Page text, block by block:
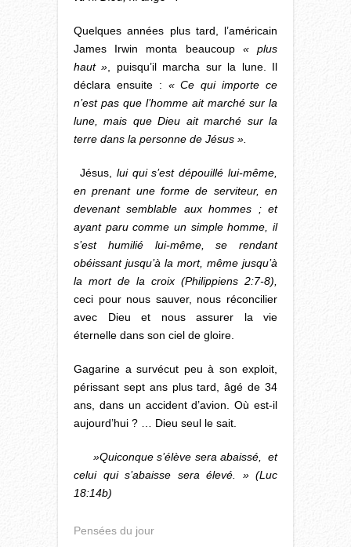
Quelques années plus tard, l’américain
James Irwin monta beaucoup « plus
haut » , puisqu’il marcha sur la lune. Il
déclara ensuite : « Ce qui importe ce
n’est pas que l’homme ait marché sur la
lune, mais que Dieu ait marché sur la
terre dans la personne de Jésus ».
Jésus, lui qui s’est dépouillé lui-même,
en prenant une forme de serviteur, en
devenant semblable aux hommes ; et
ayant paru comme un simple homme, il
s’est humilié lui-même, se rendant
obéissant jusqu’à la mort, même jusqu’à
la mort de la croix (Philippiens 2:7-8)
ceci pour nous sauver, nous réconcilier
avec Dieu et nous assurer la vie
éternelle dans son ciel de gloire.
Gagarine a survécut peu à son exploit,
périssant sept ans plus tard, âgé de 34
ans, dans un accident d’avion. Où est-il
aujourd’hui ? … Dieu seul le sait.
»Quiconque s’élève sera abaissé, et
celui qui s’abaisse sera élevé. » (Luc
18:14b)
Pensées du jour